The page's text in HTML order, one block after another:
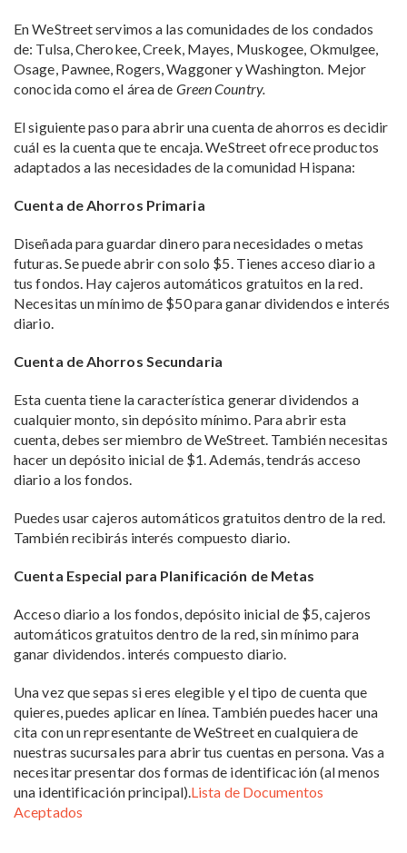
En WeStreet servimos a las comunidades de los condados
de: Tulsa, Cherokee, Creek, Mayes, Muskogee, Okmulgee,
Osage, Pawnee, Rogers, Waggoner y Washington. Mejor
conocida como el área de Green Country.
El siguiente paso para abrir una cuenta de ahorros es decidir
cuál es la cuenta que te encaja. WeStreet ofrece productos
adaptados a las necesidades de la comunidad Hispana:
Cuenta de Ahorros Primaria
Diseñada para guardar dinero para necesidades o metas
futuras. Se puede abrir con solo $5. Tienes acceso diario a
tus fondos. Hay cajeros automáticos gratuitos en la red.
Necesitas un mínimo de $50 para ganar dividendos e interés
diario.
Cuenta de Ahorros Secundaria
Esta cuenta tiene la característica generar dividendos a
cualquier monto, sin depósito mínimo. Para abrir esta
cuenta, debes ser miembro de WeStreet. También necesitas
hacer un depósito inicial de $1. Además, tendrás acceso
diario a los fondos.
Puedes usar cajeros automáticos gratuitos dentro de la red.
También recibirás interés compuesto diario.
Cuenta Especial para Planificación de Metas
Acceso diario a los fondos, depósito inicial de $5, cajeros
automáticos gratuitos dentro de la red, sin mínimo para
ganar dividendos. interés compuesto diario.
Una vez que sepas si eres elegible y el tipo de cuenta que
quieres, puedes aplicar en línea. También puedes hacer una
cita con un representante de WeStreet en cualquiera de
nuestras sucursales para abrir tus cuentas en persona. Vas a
necesitar presentar dos formas de identificación (al menos
una identificación principal).Lista de Documentos
Aceptados